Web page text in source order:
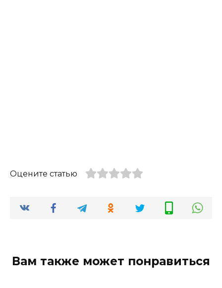
Оцените статью
Вам также может понравиться